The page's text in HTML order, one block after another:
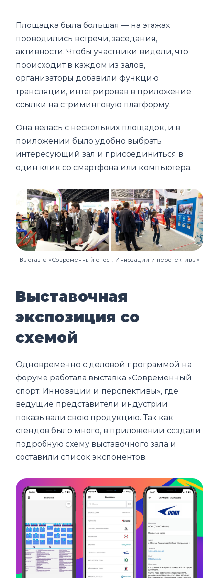
Площадка была большая — на этажах
проводились встречи, заседания,
активности. Чтобы участники видели, что
происходит в каждом из залов,
организаторы добавили функцию
трансляции, интегрировав в приложение
ссылки на стриминговую платформу.
Она велась с нескольких площадок, и в
приложении было удобно выбрать
интересующий зал и присоединиться в
один клик со смартфона или компьютера.
Выставка «Современный спорт. Инновации и перспективы»
Выставочная
экспозиция со
схемой
Одновременно с деловой программой на
форуме работала выставка «Современный
спорт. Инновации и перспективы», где
ведущие представители индустрии
показывали свою продукцию. Так как
стендов было много, в приложении создали
подробную схему выставочного зала и
составили список экспонентов.